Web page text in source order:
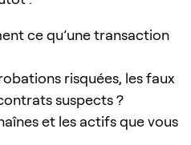
ce qu’une transaction
risquées, les faux
suspects ?
et les actifs que vous